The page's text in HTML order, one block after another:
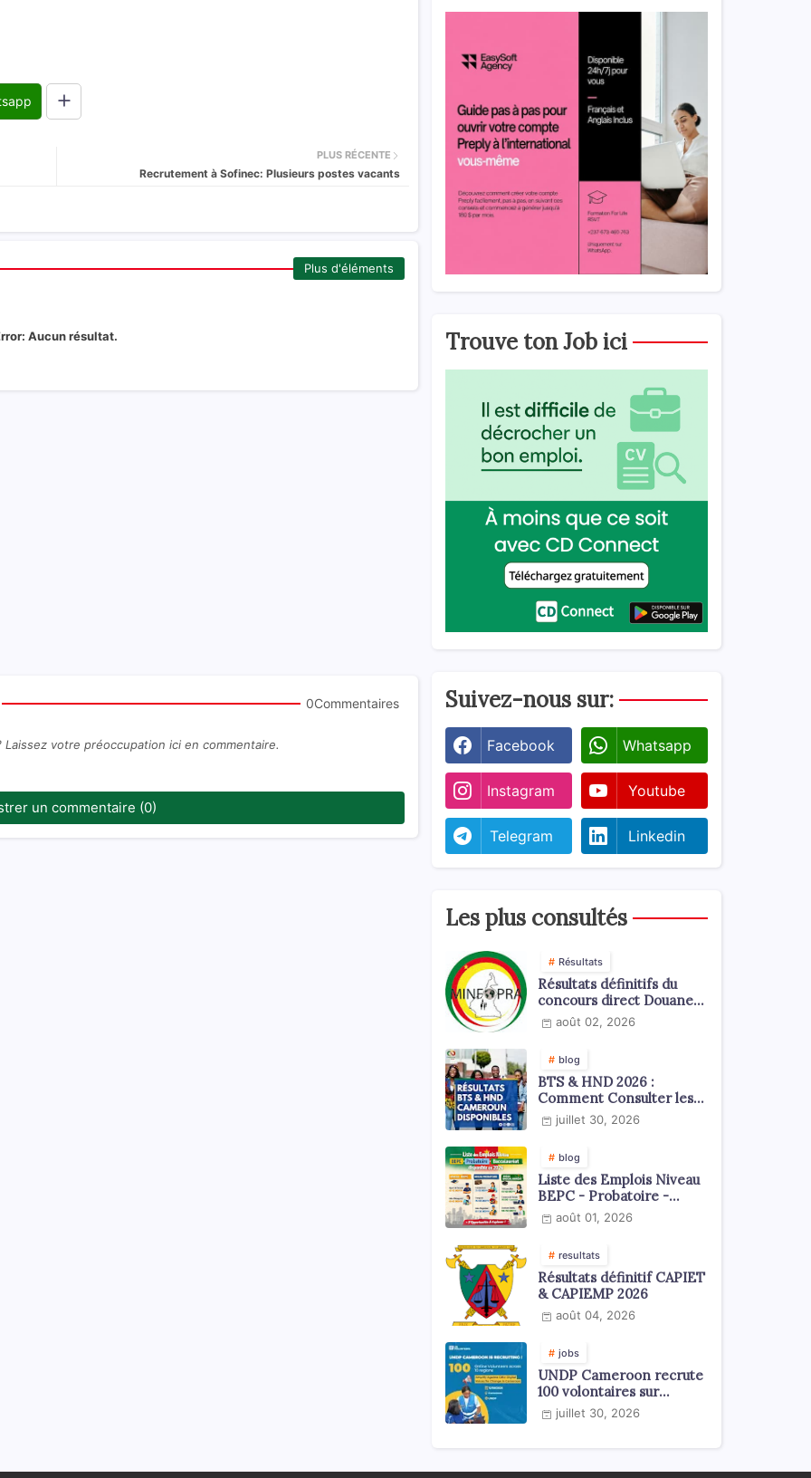
PLUS RÉCENTE
Recrutement à Sofinec: Plusieurs postes vacants
Plus d'éléments
Aucun résultat.
0Commentaires
votre préoccupation ici en commentaire.
un commentaire (0)
Trouve ton Job ici
Suivez-nous sur:
Facebook Whatsapp
Instagram Youtube
Telegram Linkedin
Les plus consultés
Résultats
Résultats définitifs du
concours direct Douanes
2026août 02, 2026
blog
BTS & HND 2026 :
Comment Consulter les
Résultats ?
juillet 30, 2026
blog
Liste des Emplois Niveau
BEPC - Probatoire -
Baccalauréat dispoblible
en 2026
août 01, 2026
resultats
Résultats définitif CAPIET
& CAPIEMP 2026
août 04, 2026
jobs
UNDP Cameroon recrute
100 volontaires sur
l'échelle du territoire
national
juillet 30, 2026